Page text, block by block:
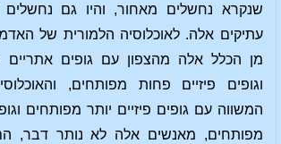
שנקרא נחשלים מאחור, והיו גם נחשלים
עתיקים אלה. לאוכלוסיה הלמורית של
מן הכלל אלה מהצפון עם גופים אתריים
וגופים פיזיים פחות מפותחים,
המשווה עם גופים פיזיים יותר מפותחים
מפותחים, מאנשים אלה לא נותר דבר,